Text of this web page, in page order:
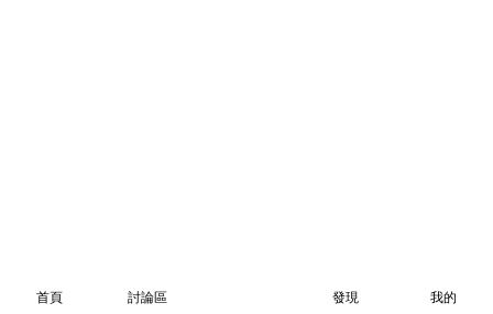
首頁 討論區 發現 我的